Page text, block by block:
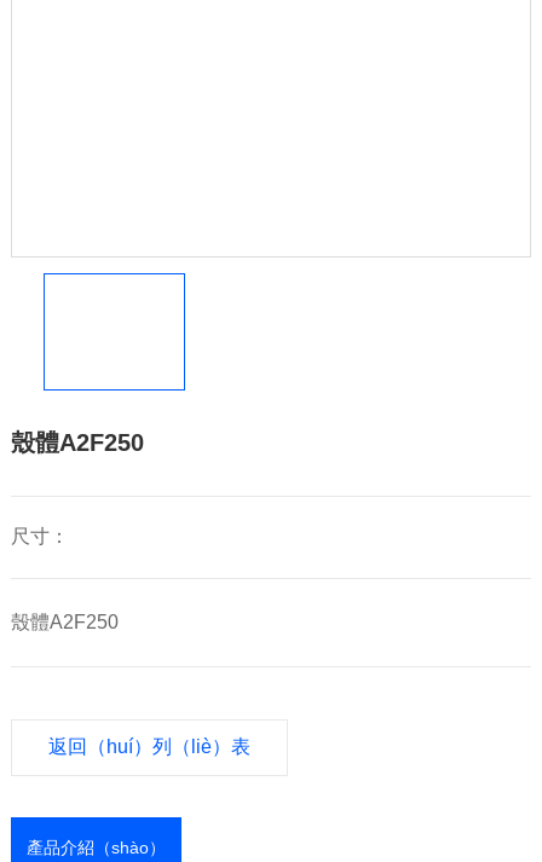
殼體A2F250
尺寸：
殼體A2F250
返回（huí）列（liè）表
產品介紹（shào）